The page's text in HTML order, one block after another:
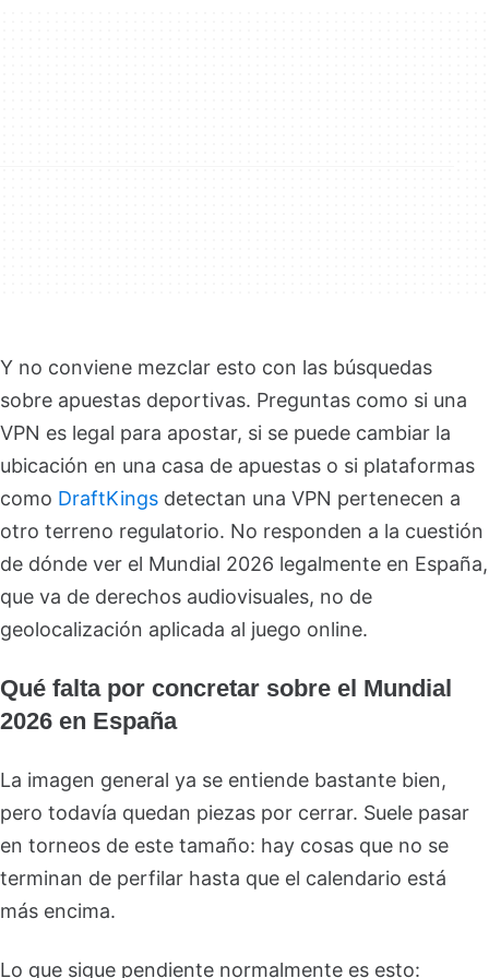
Y no conviene mezclar esto con las búsquedas
sobre apuestas deportivas. Preguntas como si una
VPN es legal para apostar, si se puede cambiar la
ubicación en una casa de apuestas o si plataformas
como DraftKings detectan una VPN pertenecen a
otro terreno regulatorio. No responden a la cuestión
de dónde ver el Mundial 2026 legalmente en España,
que va de derechos audiovisuales, no de
geolocalización aplicada al juego online.
Qué falta por concretar sobre el Mundial
2026 en España
La imagen general ya se entiende bastante bien,
pero todavía quedan piezas por cerrar. Suele pasar
en torneos de este tamaño: hay cosas que no se
terminan de perfilar hasta que el calendario está
más encima.
Lo que sigue pendiente normalmente es esto: